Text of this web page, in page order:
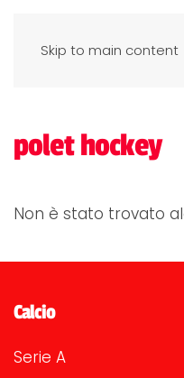
Skip to main content
polet hockey
Non è stato trovato
Calcio
Serie A